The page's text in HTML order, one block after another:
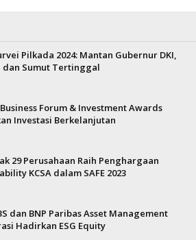
Pilkada 2024: Mantan Gubernur DKI,
dan Sumut Tertinggal
Forum & Investment Awards
Investasi Berkelanjutan
29 Perusahaan Raih Penghargaan
KCSA dalam SAFE 2023
dan BNP Paribas Asset Management
Hadirkan ESG Equity